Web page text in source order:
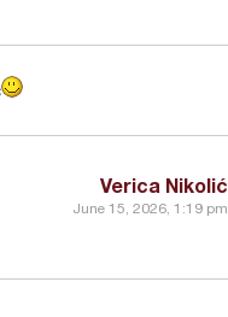
Verica Nikolić
June 15, 2026, 1:19 pm